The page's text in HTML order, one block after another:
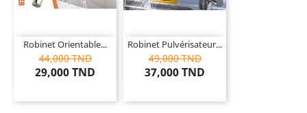
Robinet Orientable...
44,000 TND
29,000 TND
Robinet Pulvérisateur...
49,000 TND
37,000 TND